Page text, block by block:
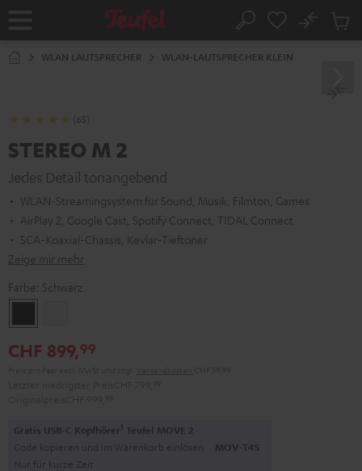
Startseite Suche
No
WLAN LAUTSPRECHER WLAN-LAUTSPRECHER KLEIN
(65)
STEREO M 2
Jedes Detail tonangebend
WLAN-Streamingsystem für Sound, Musik, Filmton, Games
AirPlay 2, Google Cast, Spotify Connect, TIDAL Connect
SCA-Koaxial-Chassis, Kevlar-Tieftöner
Zeige mir mehr
Farbe: Schwarz
CHF 899,99
Gratis USB-C Kopfhörer1 Teufel MOVE 2
Code kopieren und im Warenkorb einlösen. MOV-T4S
Nur für kurze Zeit